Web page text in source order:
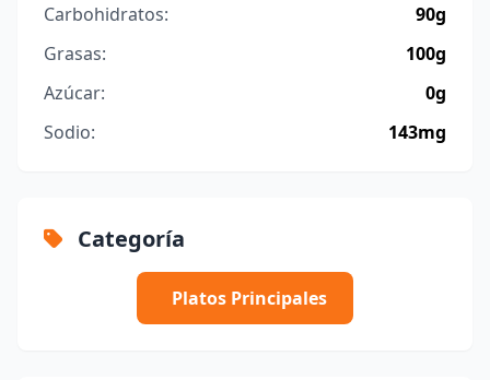
Carbohidratos:
90g
Grasas:
100g
Azúcar:
0g
Sodio:
143mg
Categoría
Platos Principales